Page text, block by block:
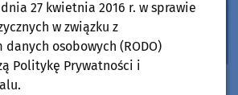
27 kwietnia 2016 r. w sprawie
w związku z
osobowych (RODO)
Politykę Prywatności i